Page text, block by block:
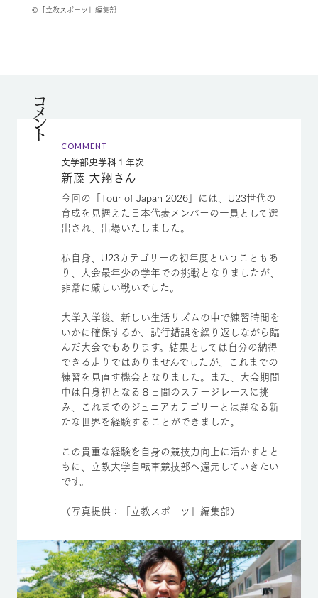
©「立教スポーツ」編集部
コメント
COMMENT
文学部史学科１年次
新藤 大翔さん
今回の「Tour of Japan 2026」には、U23世代の
育成を見据えた日本代表メンバーの一員として選
出され、出場いたしました。
私自身、U23カテゴリーの初年度ということもあ
り、大会最年少の学年での挑戦となりましたが、
非常に厳しい戦いでした。
大学入学後、新しい生活リズムの中で練習時間を
いかに確保するか、試行錯誤を繰り返しながら臨
んだ大会でもあります。結果としては自分の納得
できる走りではありませんでしたが、これまでの
練習を見直す機会となりました。また、大会期間
中は自身初となる８日間のステージレースに挑
み、これまでのジュニアカテゴリーとは異なる新
たな世界を経験することができました。
この貴重な経験を自身の競技力向上に活かすとと
もに、立教大学自転車競技部へ還元していきたい
です。
（写真提供：「立教スポーツ」編集部）